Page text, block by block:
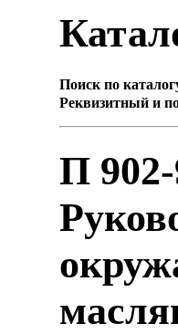
Поиск по
Реквизитный и
П